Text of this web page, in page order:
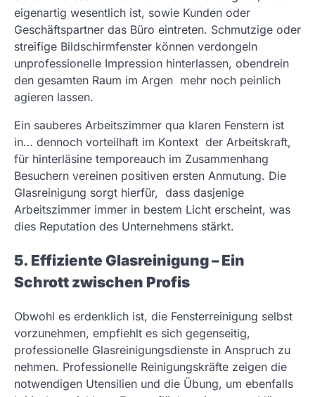
eigenartig wesentlich ist, sowie Kunden oder
Geschäftspartner das Büro eintreten. Schmutzige oder
streifige Bildschirmfenster können verdongeln
unprofessionelle Impression hinterlassen, obendrein
den gesamten Raum im Argen mehr noch peinlich
agieren lassen.
Ein sauberes Arbeitszimmer qua klaren Fenstern ist
in… dennoch vorteilhaft im Kontext der Arbeitskraft,
für hinterläsine temporeauch im Zusammenhang
Besuchern vereinen positiven ersten Anmutung. Die
Glasreinigung sorgt hierfür, dass dasjenige
Arbeitszimmer immer in bestem Licht erscheint, was
dies Reputation des Unternehmens stärkt.
5. Effiziente Glasreinigung – Ein
Schrott zwischen Profis
Obwohl es erdenklich ist, die Fensterreinigung selbst
vorzunehmen, empfiehlt es sich gegenseitig,
professionelle Glasreinigungsdienste in Anspruch zu
nehmen. Professionelle Reinigungskräfte zeigen die
notwendigen Utensilien und die Übung, um ebenfalls